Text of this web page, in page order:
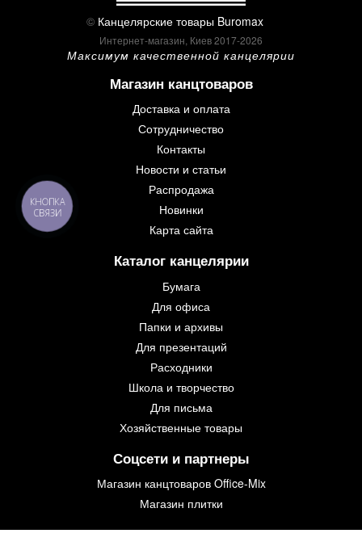
© Канцелярские товары Buromax
Интернет-магазин, Киев 2017-2026
Максимум качественной канцелярии
Магазин канцтоваров
Доставка и оплата
Сотрудничество
Контакты
Новости и статьи
Распродажа
Новинки
Карта сайта
Каталог канцелярии
Бумага
Для офиса
Папки и архивы
Для презентаций
Расходники
Школа и творчество
Для письма
Хозяйственные товары
Соцсети и партнеры
Магазин канцтоваров Office-Mix
Магазин плитки
КНОПКА
СВЯЗИ